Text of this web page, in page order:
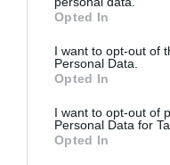
grant or deny consent
use your data for below
consent section.
Opted In
I want to opt-out of
Personal Data.
Opted In
I want to opt-out of
Personal Data for
Opted In
τοπικών κοινωνιών
του 2023 στην
σήμερα, Πέμπτη 6 Αυγ...